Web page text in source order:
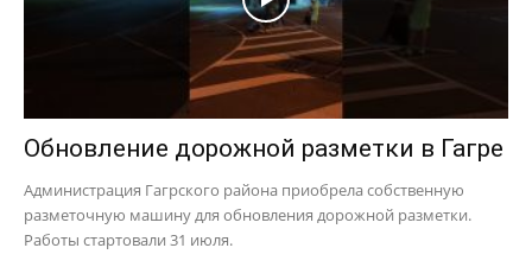
Обновление дорожной разметки в Гагре
Администрация Гагрского района приобрела собственную
разметочную машину для обновления дорожной разметки.
Работы стартовали 31 июля.